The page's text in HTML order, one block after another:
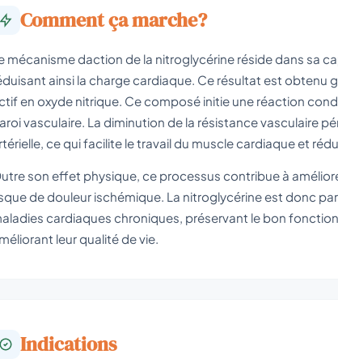
Comment ça marche?
mécanisme daction de la nitroglycérine réside dans sa
ainsi la charge cardiaque. Ce résultat est obtenu
en oxyde nitrique. Ce composé initie une réaction
vasculaire. La diminution de la résistance vasculaire
ce qui facilite le travail du muscle cardiaque et
son effet physique, ce processus contribue à
de douleur ischémique. La nitroglycérine est donc
cardiaques chroniques, préservant le bon
leur qualité de vie.
Indications